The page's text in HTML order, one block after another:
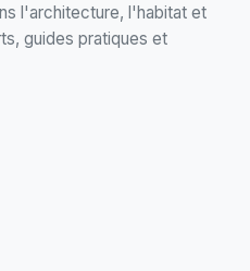
l'architecture, l'habitat et
guides pratiques et